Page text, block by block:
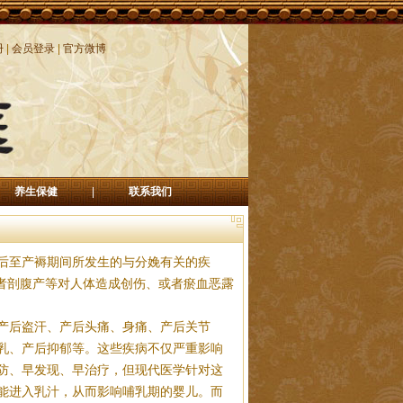
会员登录 官方微博
养生保健 | 联系我们
至产褥期间所发生的与分娩有关的疾
剖腹产等对人体造成创伤、或者瘀血恶露
后盗汗、产后头痛、身痛、产后关节
、产后抑郁等。这些疾病不仅严重影响
、早发现、早治疗，但现代医学针对这
进入乳汁，从而影响哺乳期的婴儿。而